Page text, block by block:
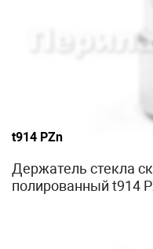
t914 PZn
Держатель стекла
полированный t914